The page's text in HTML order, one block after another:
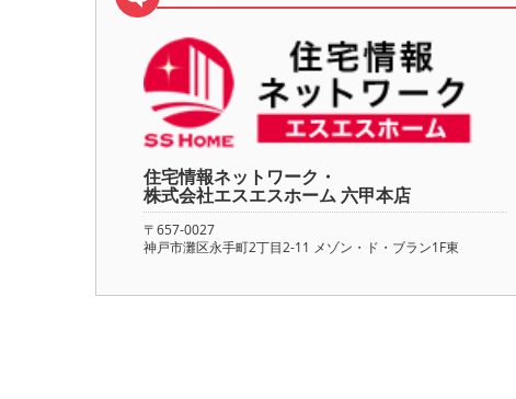
住宅情報ネットワーク・
株式会社エスエスホーム 六甲本店
〒657-0027
神戸市灘区永手町2丁目2-11 メゾン・ド・ブラン1F東